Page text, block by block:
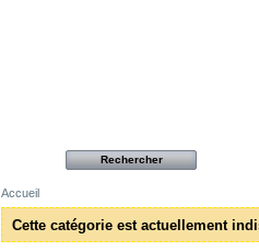
Accueil
Cette catégorie est actuellement